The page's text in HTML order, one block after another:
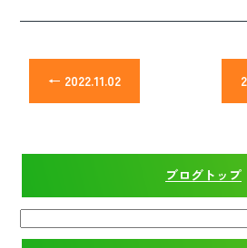
← 2022.11.02
ブログトップ